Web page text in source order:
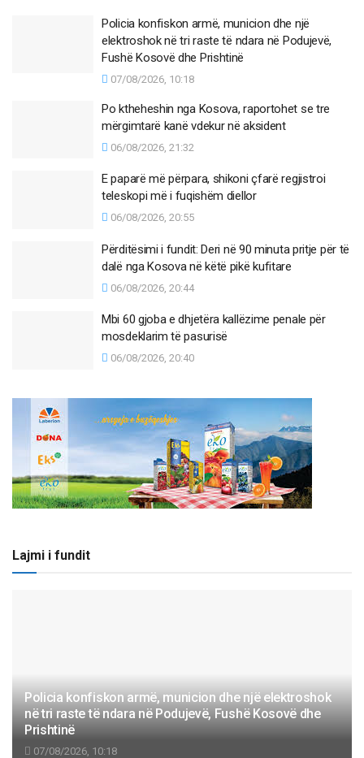
Policia konfiskon armë, municion dhe një
elektroshok në tri raste të ndara në Podujevë,
Fushë Kosovë dhe Prishtinë
07/08/2026, 10:18
Po ktheheshin nga Kosova, raportohet se tre
mërgimtarë kanë vdekur në aksident
06/08/2026, 21:32
E paparë më përpara, shikoni çfarë regjistroi
teleskopi më i fuqishëm diellor
06/08/2026, 20:55
Përditësimi i fundit: Deri në 90 minuta pritje për të
dalë nga Kosova në këtë pikë kufitare
06/08/2026, 20:44
Mbi 60 gjoba e dhjetëra kallëzime penale për
mosdeklarim të pasurisë
06/08/2026, 20:40
Lajmi i fundit
Policia konfiskon armë, municion dhe një elektroshok
në tri raste të ndara në Podujevë, Fushë Kosovë dhe
Prishtinë
07/08/2026, 10:18